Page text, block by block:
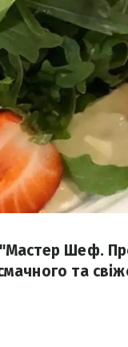
Шеф.
та